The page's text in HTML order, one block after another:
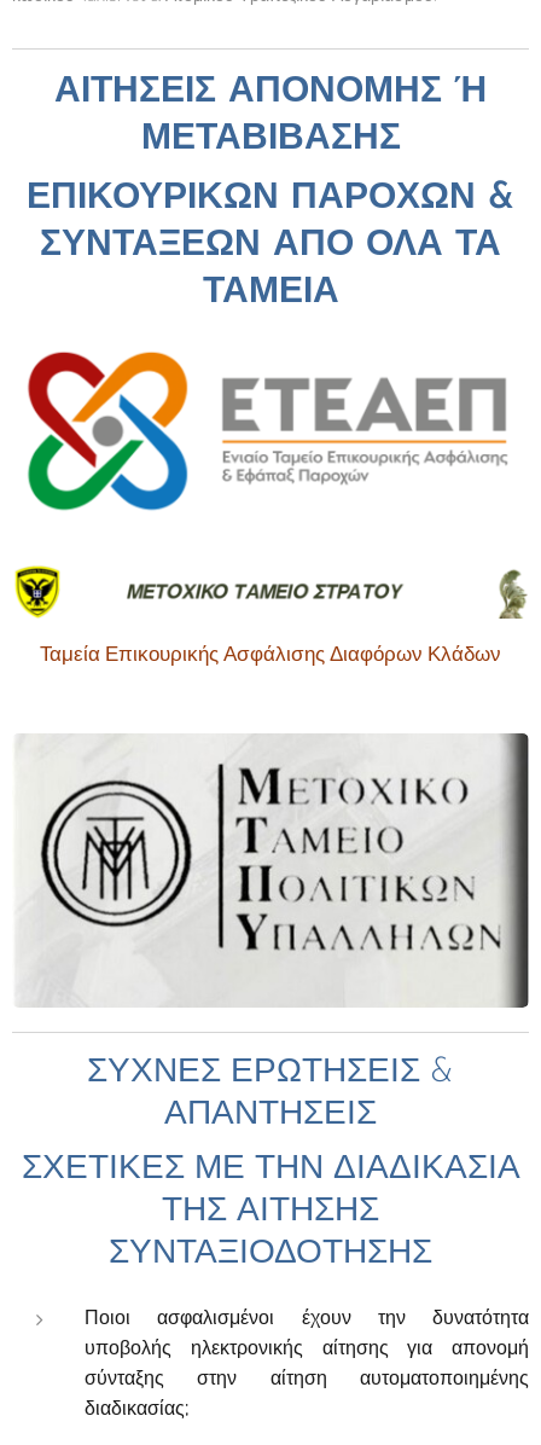
ΑΙΤΗΣΕΙΣ ΑΠΟΝΟΜΗΣ Ή
ΜΕΤΑΒΙΒΑΣΗΣ
ΕΠΙΚΟΥΡΙΚΩΝ ΠΑΡΟΧΩΝ &
ΣΥΝΤΑΞΕΩΝ ΑΠΟ ΟΛΑ ΤΑ
ΤΑΜΕΙΑ
Ταμεία Επικουρικής Ασφάλισης Διαφόρων Κλάδων
ΣΥΧΝΕΣ ΕΡΩΤΗΣΕΙΣ &
ΑΠΑΝΤΗΣΕΙΣ
ΣΧΕΤΙΚΕΣ ΜΕ ΤΗΝ ΔΙΑΔΙΚΑΣΙΑ
ΤΗΣ ΑΙΤΗΣΗΣ
ΣΥΝΤΑΞΙΟΔΟΤΗΣΗΣ
Ποιοι ασφαλισμένοι έχουν την δυνατότητα
υποβολής ηλεκτρονικής αίτησης για απονομή
σύνταξης στην αίτηση αυτοματοποιημένης
διαδικασίας;